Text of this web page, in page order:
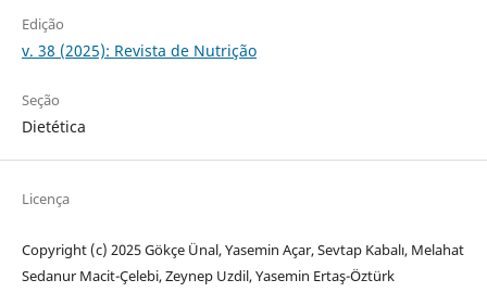
Edição
v. 38 (2025): Revista de Nutrição
Seção
Dietética
Licença
Copyright (c) 2025 Gökçe Ünal, Yasemin Açar, Sevtap Kabalı, Melahat
Sedanur Macit-Çelebi, Zeynep Uzdil, Yasemin Ertaş-Öztürk